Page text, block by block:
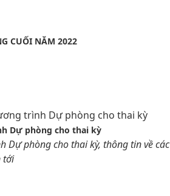
CUỐI NĂM 2022
Dự phòng cho thai kỳ
Dự phòng cho thai kỳ, thông tin về các
tới